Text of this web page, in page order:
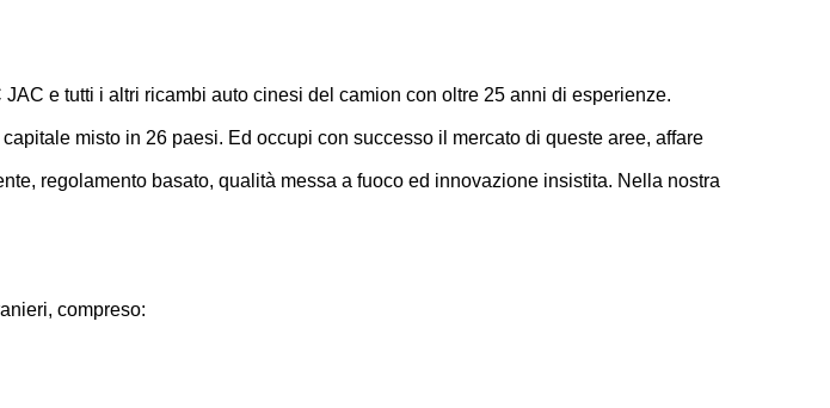
e tutti i altri ricambi auto cinesi del camion con oltre 25 anni di esperienze.
misto in 26 paesi. Ed occupi con successo il mercato di queste aree, affare
regolamento basato, qualità messa a fuoco ed innovazione insistita. Nella nostra
compreso: